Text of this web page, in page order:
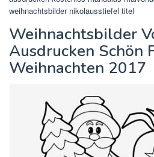
weihnachtsbilder nikolausstiefel titel
Weihnachtsbilder
Ausdrucken Schön
Weihnachten 2017